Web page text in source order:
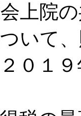
上院
いて
０１